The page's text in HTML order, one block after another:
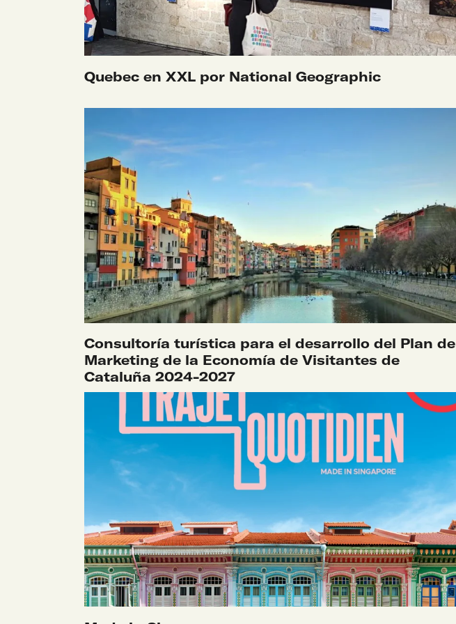
SABER MÁS
Quebec en XXL por National Geographic
SABER MÁS
Consultoría turística para el desarrollo del Plan de
Marketing de la Economía de Visitantes de
Cataluña 2024-2027